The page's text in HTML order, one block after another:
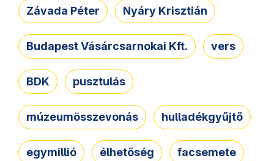
Závada Péter Nyáry Krisztián
Budapest Vásárcsarnokai Kft. vers
BDK pusztulás
múzeumösszevonás hulladékgyűjtő
egymillió élhetőség facsemete